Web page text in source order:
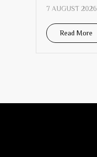
7 AUGUST 2026
Read More